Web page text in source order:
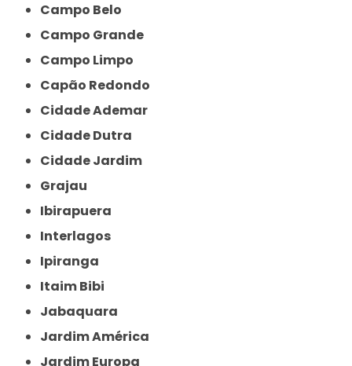
Campo Belo
Campo Grande
Campo Limpo
Capão Redondo
Cidade Ademar
Cidade Dutra
Cidade Jardim
Grajau
Ibirapuera
Interlagos
Ipiranga
Itaim Bibi
Jabaquara
Jardim América
Jardim Europa